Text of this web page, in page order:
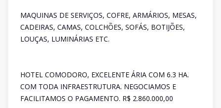
MAQUINAS DE SERVIÇOS, COFRE, ARMÁRIOS, MESAS,
CADEIRAS, CAMAS, COLCHÕES, SOFÁS, BOTIJÕES,
LOUÇAS, LUMINÁRIAS ETC.
HOTEL COMODORO, EXCELENTE ÁRIA COM 6.3 HA.
COM TODA INFRAESTRUTURA. NEGOCIAMOS E
FACILITAMOS O PAGAMENTO. R$ 2.860.000,00